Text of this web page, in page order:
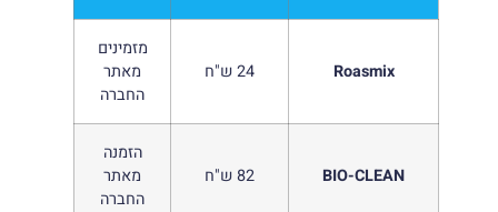
Roasmix 24 ש"ח
מזמינים
מאתר
החברה
BIO-CLEAN 82 ש"ח
הזמנה
מאתר
החברה